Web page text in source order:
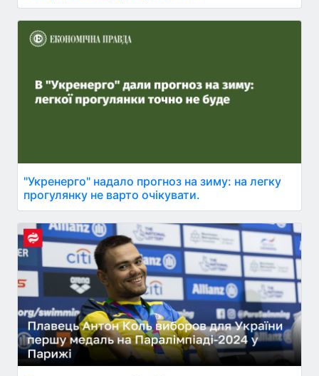
"Укренерго" надало прогноз на зиму: на легку
прогулянку не варто очікувати.